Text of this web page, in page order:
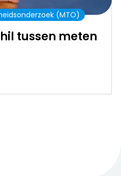
(MTO)
tussen meten